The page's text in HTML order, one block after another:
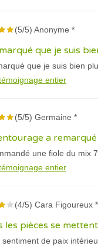
(5/5) Anonyme *
que je suis
que je suis bien
entier
(5/5) Germaine *
a
une fiole du mix
entier
(4/5) Cara Figoureux *
les pièces se
sentiment de paix